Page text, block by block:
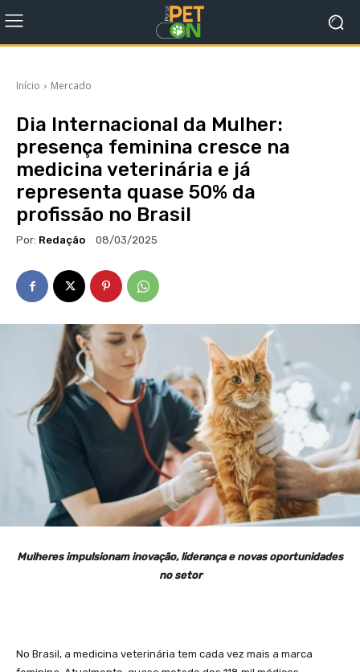
Início Mercado
Dia Internacional da Mulher:
presença feminina cresce na
medicina veterinária e já
representa quase 50% da
profissão no Brasil
Por: Redação 08/03/2025
Mulheres impulsionam inovação, liderança e novas oportunidades
no setor
No Brasil, a medicina veterinária tem cada vez mais a marca